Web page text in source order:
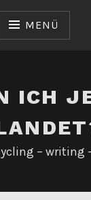
MENÜ
ICH
– writing